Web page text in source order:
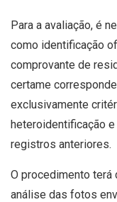
Para a avaliação, é
como identificação
comprovante de
certame
exclusivamente
heteroidentificação
registros anteriores.
O procedimento terá
análise das fotos